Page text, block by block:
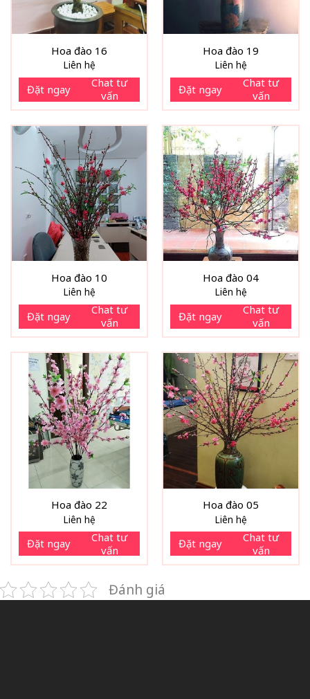
Hoa đào 16
Liên hệ
Đặt ngay
Chat tư
vấn
Hoa đào 19
Liên hệ
Đặt ngay
Chat tư
vấn
Hoa đào 10
Liên hệ
Đặt ngay
Chat tư
vấn
Hoa đào 04
Liên hệ
Đặt ngay
Chat tư
vấn
Hoa đào 22
Liên hệ
Đặt ngay
Chat tư
vấn
Hoa đào 05
Liên hệ
Đặt ngay
Chat tư
vấn
Đánh giá